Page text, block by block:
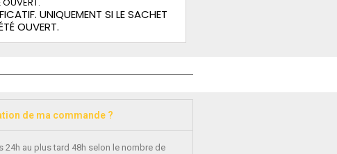
UNIQUEMENT SI LE SACHET
OUVERT.
de ma commande ?
24h au plus tard 48h selon le nombre de